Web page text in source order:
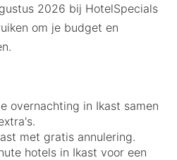
2026 bij HotelSpecials
om je budget en
overnachting in Ikast samen
met gratis annulering.
hotels in Ikast voor een